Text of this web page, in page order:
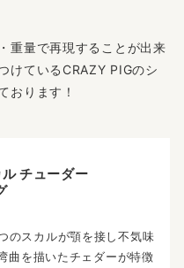
重量で再現することが出来
けているCRAZY PIGのシ
おります！
チューダー
のスカルが顎を接し不気味
曲を描いたチェダーが特徴